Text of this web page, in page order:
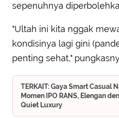
sepenuhnya
"Ultah ini kita nggak
kondisinya lagi gini
penting sehat,"
TERKAIT: Gaya Smart Casual
Momen IPO RANS, Elengan
Quiet Luxury